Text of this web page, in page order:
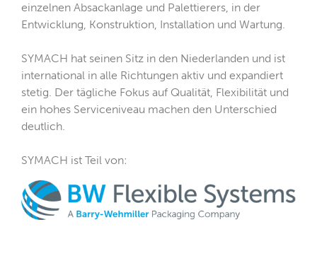
einzelnen Absackanlage und Palettierers, in der
Entwicklung, Konstruktion, Installation und Wartung.
SYMACH hat seinen Sitz in den Niederlanden und ist
international in alle Richtungen aktiv und expandiert
stetig. Der tägliche Fokus auf Qualität, Flexibilität und
ein hohes Serviceniveau machen den Unterschied
deutlich.
SYMACH ist Teil von: